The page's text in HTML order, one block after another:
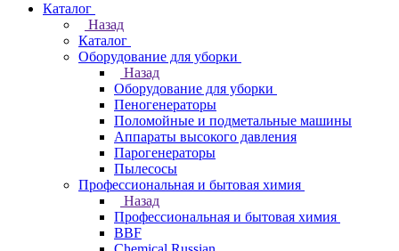
Каталог
Назад
Каталог
Оборудование для уборки
Назад
Оборудование для уборки
Пеногенераторы
Поломойные и подметальные машины
Аппараты высокого давления
Парогенераторы
Пылесосы
Профессиональная и бытовая химия
Назад
Профессиональная и бытовая химия
BBF